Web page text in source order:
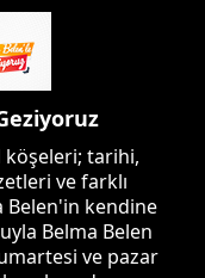
tarihi,
ve farklı
Belen'in kendine
Belma Belen
ve pazar